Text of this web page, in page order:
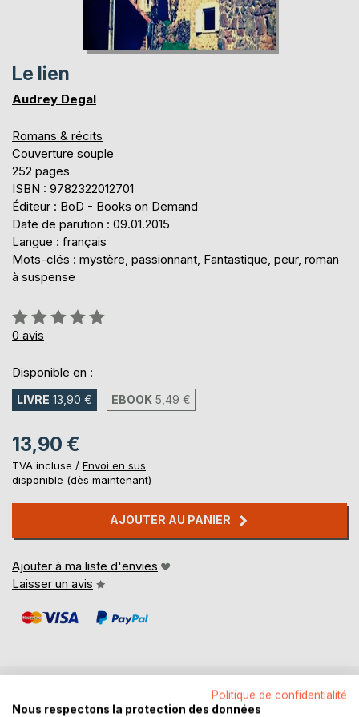
Le lien
Audrey Degal
Romans & récits
Couverture souple
252 pages
ISBN : 9782322012701
Éditeur : BoD - Books on Demand
Date de parution : 09.01.2015
Langue : français
Mots-clés : mystère, passionnant, Fantastique, peur, roman
à suspense
Évaluation:
0%
0 avis
Disponible en :
LIVRE 13,90 € EBOOK 5,49 €
13,90 €
TVA incluse / Envoi en sus
disponible (dès maintenant)
AJOUTER AU PANIER
Ajouter à ma liste d'envies
Laisser un avis
DESCRIPTION
Politique de confidentialité
Nous respectons la protection des données